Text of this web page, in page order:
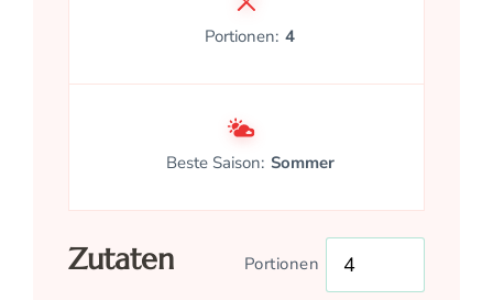
Portionen: 4
Beste Saison: Sommer
Zutaten Portionen